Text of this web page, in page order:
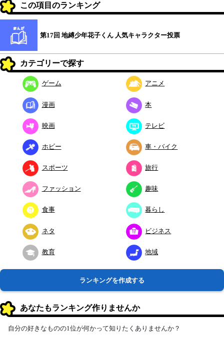
この項目のランキング
第17回 地縛少年花子くん 人気キャラクター投票
カテゴリーで探す
ゲーム アニメ
漫画 本
映画 テレビ
ホビー 車・バイク
スポーツ 旅行
ファッション 趣味
食事 暮らし
ネタ ビジネス
教育 地域
ランキングを作成する
あなたもランキング作りませんか
自分の好きなものの1位が何かって知りたくありませんか？